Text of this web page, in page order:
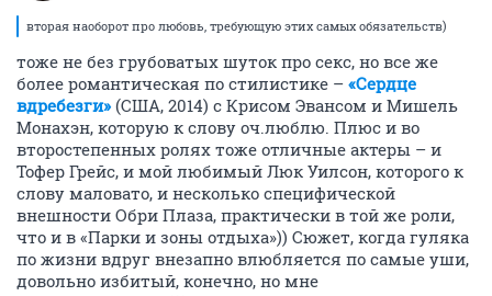
вторая наоборот про любовь, требующую этих самых обязательств)
тоже не без грубоватых шуток про секс, но все же
более романтическая по стилистике – «Сердце
вдребезги» (США, 2014) с Крисом Эвансом и Мишель
Монахэн, которую к слову оч.люблю. Плюс и во
второстепенных ролях тоже отличные актеры – и
Тофер Грейс, и мой любимый Люк Уилсон, которого к
слову маловато, и несколько специфической
внешности Обри Плаза, практически в той же роли,
что и в «Парки и зоны отдыха»)) Сюжет, когда гуляка
по жизни вдруг внезапно влюбляется по самые уши,
довольно избитый, конечно, но мне